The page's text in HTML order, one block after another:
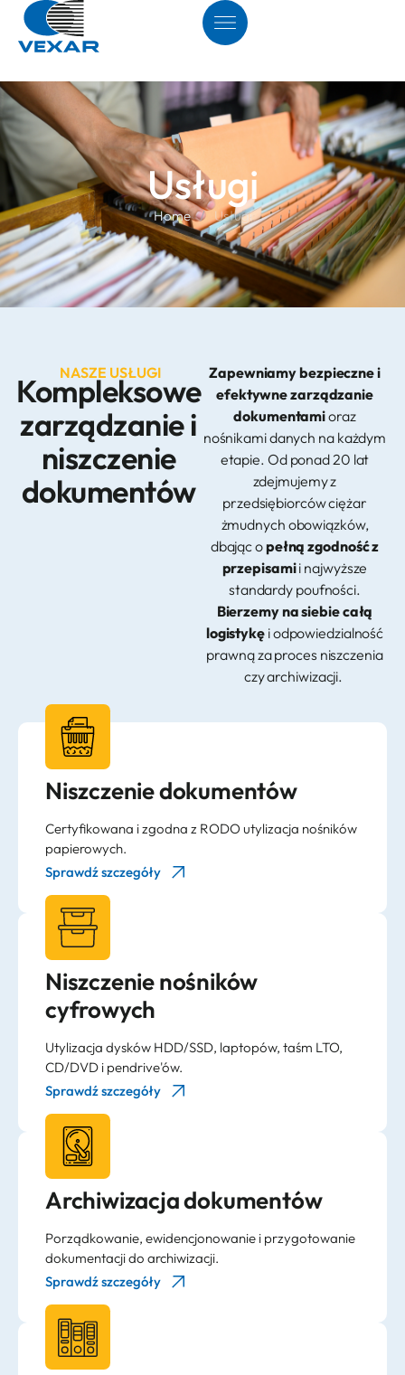
Usługi
Home / Usługi
NASZE USŁUGI
Kompleksowe
zarządzanie i
niszczenie
dokumentów
Zapewniamy bezpieczne i
efektywne zarządzanie
dokumentamioraz
nośnikami danych na każdym
etapie. Od ponad 20 lat
zdejmujemy z
przedsiębiorców ciężar
żmudnych obowiązków,
dbając opełną zgodność z
przepisamii najwyższe
standardy poufności.
Bierzemy na siebie całą
logistykę i odpowiedzialność
prawną za proces niszczenia
czy archiwizacji.
Niszczenie dokumentów
Certyfikowana i zgodna z RODO utylizacja nośników
papierowych.
Sprawdź szczegóły
Niszczenie nośników
cyfrowych
Utylizacja dysków HDD/SSD, laptopów, taśm LTO,
CD/DVD i pendrive'ów.
Sprawdź szczegóły
Archiwizacja dokumentów
Porządkowanie, ewidencjonowanie i przygotowanie
dokumentacji do archiwizacji.
Sprawdź szczegóły